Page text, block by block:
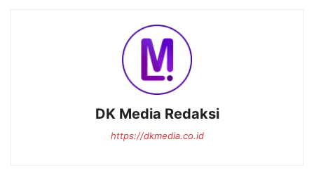
DK Media Redaksi
https://dkmedia.co.id